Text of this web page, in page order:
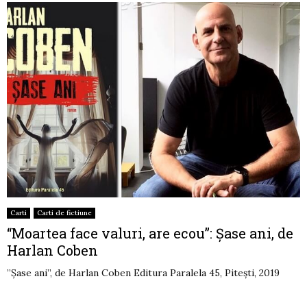
Carti Carti de fictiune
“Moartea face valuri, are ecou”: Șase ani, de
Harlan Coben
”Șase ani”, de Harlan Coben Editura Paralela 45, Pitești, 2019